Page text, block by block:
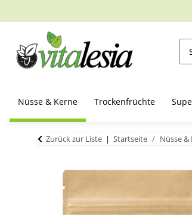
Nüsse & Kerne Trockenfrüchte
Zurück zur Liste Startseite Nüsse &